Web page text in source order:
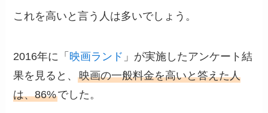
これを高いと言う人は多いでしょう。
2016年に「 映画ランド 」が実施したアンケート結
果を見ると、映画の一般料金を高いと答えた人
は、86%でした。